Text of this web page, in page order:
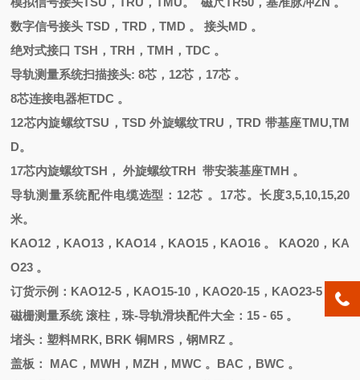
数字信号接头 TSD，TRD，TMD 。 接头MD 。
绝对式接口 TSH，TRH，TMH，TDC 。
导轨测量系统扫描接头: 8芯，12芯，17芯 。
8芯连接电器柜TDC 。
12芯内旋螺纹TSU，TSD 外旋螺纹TRU，TRD 带基座TMU,TM
D。
17芯内旋螺纹TSH， 外旋螺纹TRH 带安装基座TMH 。
导轨测量系统配件电缆选型： 12芯 。17芯。长度3,5,10,15,20
米。
KAO12，KAO13，KAO14，KAO15，KAO16 。 KAO20，KA
O23 。
订货示例： KAO12-5，KAO15-10，KAO20-15，KAO23-5 。
磁栅测量系统 滚柱，珠-导轨滑块配件大全：15 - 65 。
堵头 ：塑料MRK, BRK 铜MRS，钢MRZ 。
盖板：
MAC，MWH，MZH，MWC 。BAC，BWC 。